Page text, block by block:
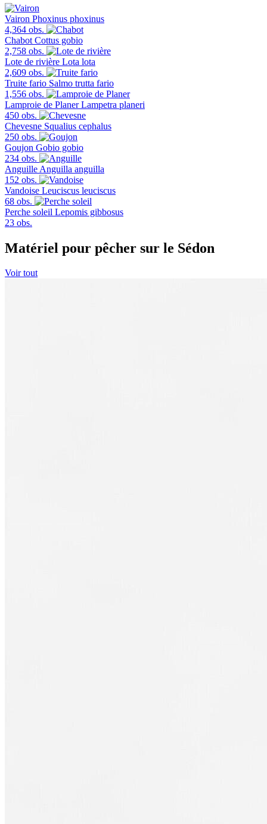
Vairon Phoxinus phoxinus
4,364 obs.
Chabot Cottus gobio
2,758 obs.
Lote de rivière Lota lota
2,609 obs.
Truite fario Salmo trutta fario
1,556 obs.
Lamproie de Planer Lampetra planeri
450 obs.
Chevesne Squalius cephalus
250 obs.
Goujon Gobio gobio
234 obs.
Anguille Anguilla anguilla
152 obs.
Vandoise Leuciscus leuciscus
68 obs.
Perche soleil Lepomis gibbosus
23 obs.
Matériel pour pêcher sur le Sédon
Voir tout